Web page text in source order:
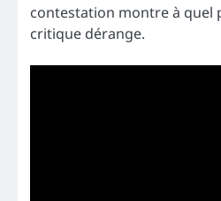
contestation montre à quel
critique dérange.